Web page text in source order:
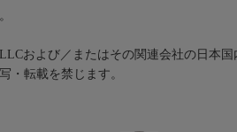
および／またはその関連会社の日本
・転載を禁じます。